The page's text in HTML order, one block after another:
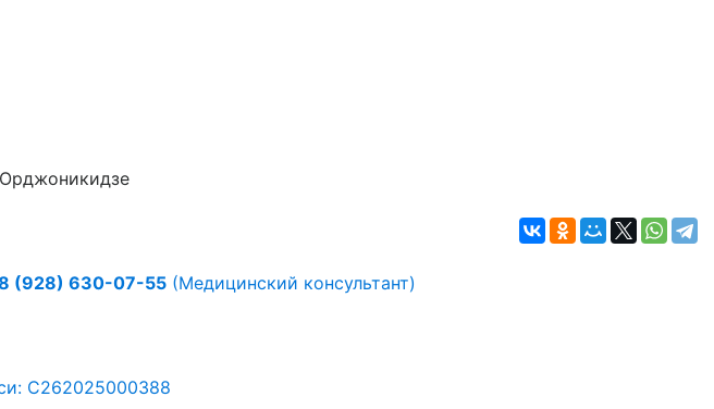
(928) 630-07-55 (Медицинский консультант)
С262025000388